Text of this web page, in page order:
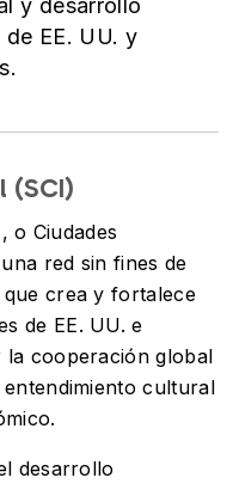
y desarrollo
EE. UU. y
(SCI)
o Ciudades
red sin fines de
crea y fortalece
de EE. UU. e
la cooperación global
cultural
desarrollo